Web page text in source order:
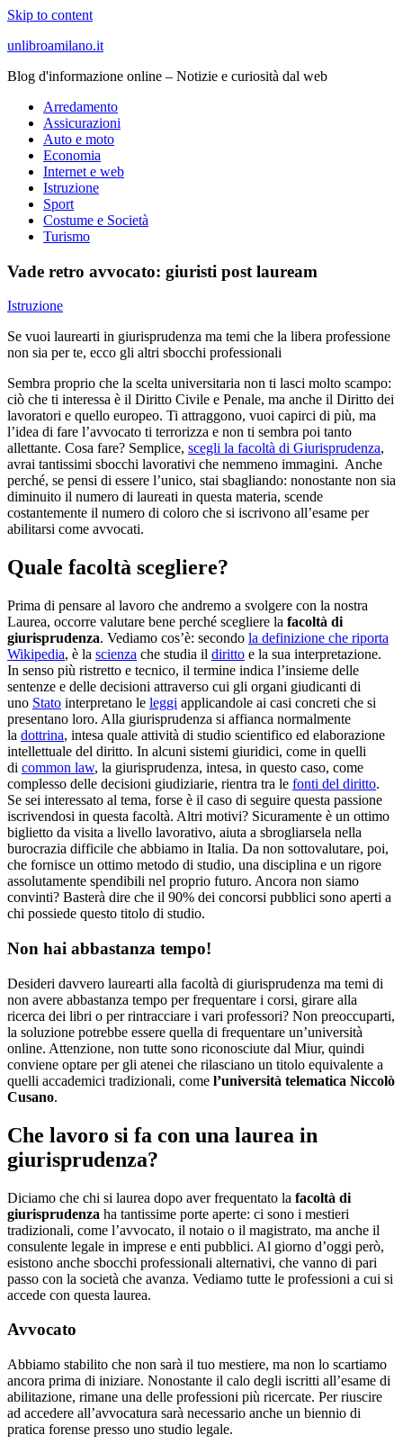
Skip to content
unlibroamilano.it
Blog d'informazione online – Notizie e curiosità dal web
Arredamento
Assicurazioni
Auto e moto
Economia
Internet e web
Istruzione
Sport
Costume e Società
Turismo
Vade retro avvocato: giuristi post lauream
Istruzione
Se vuoi laurearti in giurisprudenza ma temi che la libera professione
non sia per te, ecco gli altri sbocchi professionali
Sembra proprio che la scelta universitaria non ti lasci molto scampo:
ciò che ti interessa è il Diritto Civile e Penale, ma anche il Diritto dei
lavoratori e quello europeo. Ti attraggono, vuoi capirci di più, ma
l’idea di fare l’avvocato ti terrorizza e non ti sembra poi tanto
allettante. Cosa fare? Semplice, scegli la facoltà di Giurisprudenza,
avrai tantissimi sbocchi lavorativi che nemmeno immagini. Anche
perché, se pensi di essere l’unico, stai sbagliando: nonostante non sia
diminuito il numero di laureati in questa materia, scende
costantemente il numero di coloro che si iscrivono all’esame per
abilitarsi come avvocati.
Quale facoltà scegliere?
Prima di pensare al lavoro che andremo a svolgere con la nostra
Laurea, occorre valutare bene perché scegliere la facoltà di
giurisprudenza. Vediamo cos’è: secondo la definizione che riporta
Wikipedia, è la scienza che studia il diritto e la sua interpretazione.
In senso più ristretto e tecnico, il termine indica l’insieme delle
sentenze e delle decisioni attraverso cui gli organi giudicanti di
uno Stato interpretano le leggi applicandole ai casi concreti che si
presentano loro. Alla giurisprudenza si affianca normalmente
la dottrina, intesa quale attività di studio scientifico ed elaborazione
intellettuale del diritto. In alcuni sistemi giuridici, come in quelli
di common law, la giurisprudenza, intesa, in questo caso, come
complesso delle decisioni giudiziarie, rientra tra le fonti del diritto.
Se sei interessato al tema, forse è il caso di seguire questa passione
iscrivendosi in questa facoltà. Altri motivi? Sicuramente è un ottimo
biglietto da visita a livello lavorativo, aiuta a sbrogliarsela nella
burocrazia difficile che abbiamo in Italia. Da non sottovalutare, poi,
che fornisce un ottimo metodo di studio, una disciplina e un rigore
assolutamente spendibili nel proprio futuro. Ancora non siamo
convinti? Basterà dire che il 90% dei concorsi pubblici sono aperti a
chi possiede questo titolo di studio.
Non hai abbastanza tempo!
Desideri davvero laurearti alla facoltà di giurisprudenza ma temi di
non avere abbastanza tempo per frequentare i corsi, girare alla
ricerca dei libri o per rintracciare i vari professori? Non preoccuparti,
la soluzione potrebbe essere quella di frequentare un’università
online. Attenzione, non tutte sono riconosciute dal Miur, quindi
conviene optare per gli atenei che rilasciano un titolo equivalente a
quelli accademici tradizionali, come l’università telematica Niccolò
Cusano.
Che lavoro si fa con una laurea in
giurisprudenza?
Diciamo che chi si laurea dopo aver frequentato la facoltà di
giurisprudenza ha tantissime porte aperte: ci sono i mestieri
tradizionali, come l’avvocato, il notaio o il magistrato, ma anche il
consulente legale in imprese e enti pubblici. Al giorno d’oggi però,
esistono anche sbocchi professionali alternativi, che vanno di pari
passo con la società che avanza. Vediamo tutte le professioni a cui si
accede con questa laurea.
Avvocato
Abbiamo stabilito che non sarà il tuo mestiere, ma non lo scartiamo
ancora prima di iniziare. Nonostante il calo degli iscritti all’esame di
abilitazione, rimane una delle professioni più ricercate. Per riuscire
ad accedere all’avvocatura sarà necessario anche un biennio di
pratica forense presso uno studio legale.